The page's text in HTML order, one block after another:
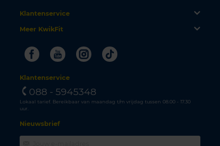
Klantenservice
Meer KwikFit
FacebookYoutubeInstagram
Tiktok
Klantenservice
088 - 5945348
Lokaal tarief. Bereikbaar van maandag t/m vrijdag tussen 08.00 - 17.30
uur.
Nieuwsbrief